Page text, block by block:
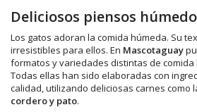
Deliciosos piensos
Los gatos adoran la comida húmeda. Su
irresistibles para ellos. En Mascotaguay
formatos y variedades distintas de comida
Todas ellas han sido elaboradas con
calidad, utilizando deliciosas carnes como
cordero y pato.